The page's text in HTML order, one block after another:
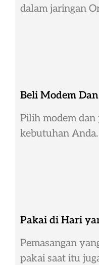
dalam jaringan
Beli Modem
Pilih modem dan
kebutuhan Anda.
Pakai di Hari
Pemasangan
pakai saat itu